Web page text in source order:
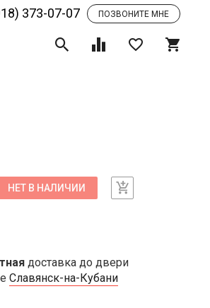
373-07-07 ПОЗВОНИТЕ МНЕ
НЕТ В НАЛИЧИИ
доставка до двери
Славянск-на-Кубани